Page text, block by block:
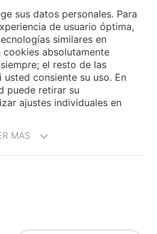
sus datos personales. Para
de usuario óptima,
similares en
absolutamente
el resto de las
consiente su uso. En
puede retirar su
ajustes individuales en
MÁS